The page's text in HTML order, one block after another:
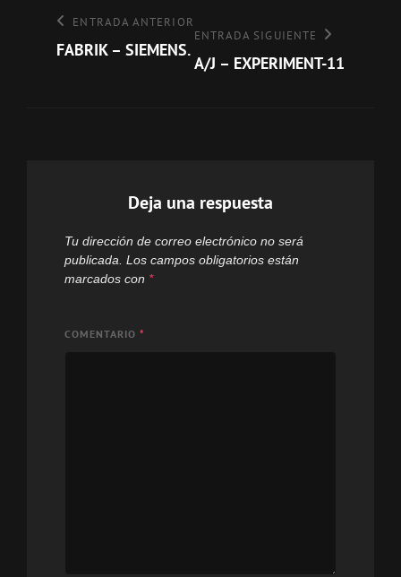
entradas
Entrada
anterior
ENTRADA ANTERIOR
FABRIK – SIEMENS.
Entrada
siguiente
ENTRADA SIGUIENTE
A/J – EXPERIMENT-11
Deja una respuesta
Tu dirección de correo electrónico no será
publicada. Los campos obligatorios están
marcados con *
COMENTARIO *